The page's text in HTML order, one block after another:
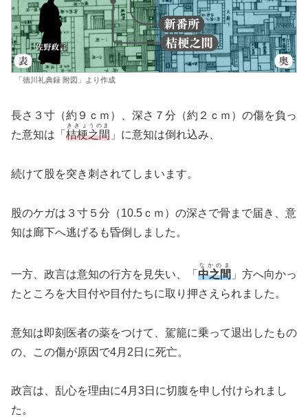
「徳川礼典録 附図」より作成
長さ３寸（約９ｃｍ）、深さ７分（約２ｃｍ）の傷を負っ
た意知は「 桔梗之間
ききょうのま
」に意知は倒れ込み、
続けて股を突き刺されてしまいます。
股のケガは３寸５分（10.5ｃｍ）の深さで骨まで届き、意
知は廊下へ逃げるも昏倒しました。
一方、政言は意知の行方を見失い、「 中之間
なかのま
」方へ向かっ
たところを大目付や目付たちに取り押さえられました。
意知は即刻医者の薬をつけて、駕籠に乗って退出したもの
の、この傷が原因で4月2日に死亡。
政言は、乱心を理由に4月3日に切腹を申し付けられまし
た。